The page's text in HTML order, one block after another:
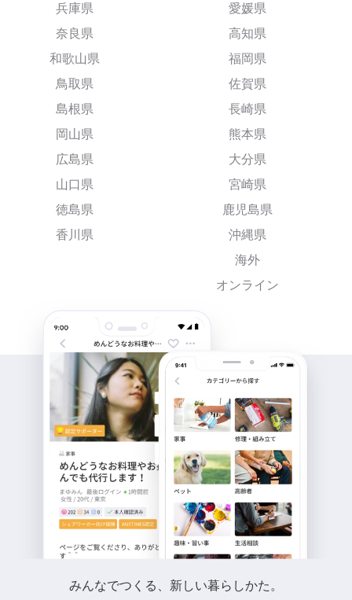
兵庫県
奈良県
和歌山県
鳥取県
島根県
岡山県
広島県
山口県
徳島県
香川県
愛媛県
高知県
福岡県
佐賀県
長崎県
熊本県
大分県
宮崎県
鹿児島県
沖縄県
海外
オンライン
みんなでつくる、新しい暮らしかた。